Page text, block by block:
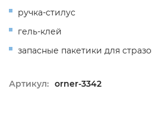
ручка-стилус
гель-клей
запасные пакетики для
Артикул: orner-3342